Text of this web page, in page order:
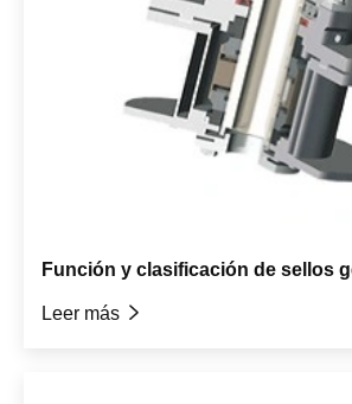
Función y clasificación de sellos
Leer más 